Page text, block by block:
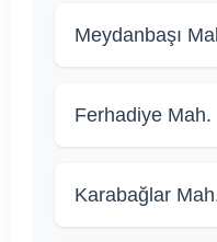
Meydanbaşı
Ferhadiye Mah.
Karabağlar